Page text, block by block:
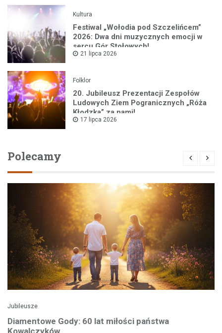
Kultura
Festiwal „Wołodia pod Szczelińcem”
2026: Dwa dni muzycznych emocji w
sercu Gór Stołowych!
21 lipca 2026
Folklor
20. Jubileusz Prezentacji Zespołów
Ludowych Ziem Pogranicznych „Róża
Kłodzka” za nami!
17 lipca 2026
Polecamy
Jubileusze
Diamentowe Gody: 60 lat miłości państwa
Kowalczyków